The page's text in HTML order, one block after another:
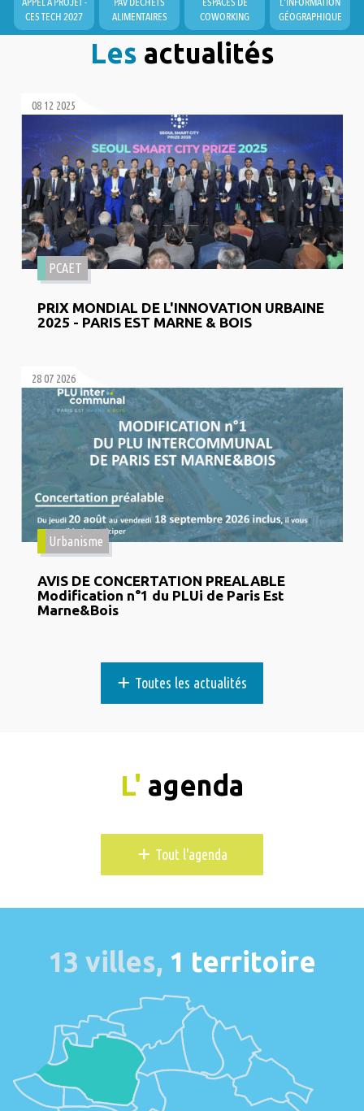
CES TECH 2027
ALIMENTAIRES
COWORKING
GÉOGRAPHIQUE
Les actualités
08 12 2025
PCAET
PRIX MONDIAL DE L'INNOVATION URBAINE
2025 - PARIS EST MARNE & BOIS
28 07 2026
Urbanisme
AVIS DE CONCERTATION PREALABLE
Modification n°1 du PLUi de Paris Est
Marne&Bois
+ Toutes les actualités
L' agenda
+ Tout l'agenda
13 villes, 1 territoire